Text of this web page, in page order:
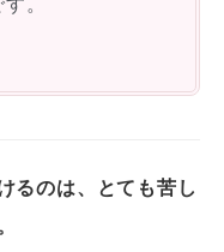
るのは、とても苦し